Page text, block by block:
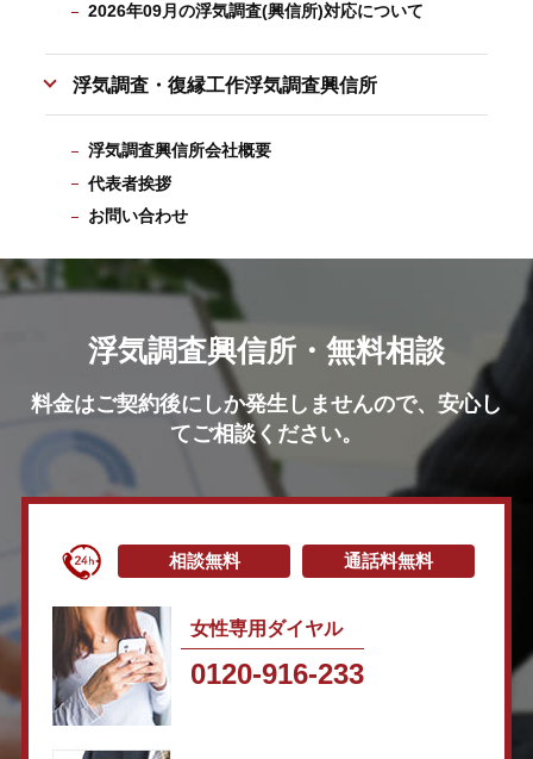
2026年09月の浮気調査(興信所)対応について
浮気調査・復縁工作浮気調査興信所
浮気調査興信所会社概要
代表者挨拶
お問い合わせ
浮気調査興信所・無料相談
料金はご契約後にしか発生しませんので、安心し
てご相談ください。
相談無料 通話料無料
女性専用ダイヤル
0120-916-233